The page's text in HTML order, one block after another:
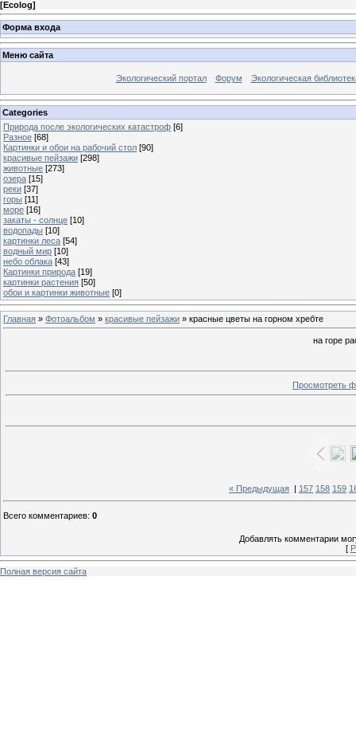
[Ecolog]
Форма входа
Меню сайта
Экологический портал Форум Экологическая
Categories
Природа после экологических катастроф [6]
Разное [68]
Картинки и обои на рабочий стол [90]
красивые пейзажи [298]
животные [273]
озера [15]
реки [37]
горы [11]
море [16]
закаты - солнце [10]
водопады [10]
картинки леса [54]
водный мир [10]
небо облака [43]
Картинки природа [19]
картинки растения [50]
обои и картинки животные [0]
Главная » Фотоальбом » красивые пейзажи » красные цветы на горном хребте
на горе
Просмотреть
« Предыдущая 157 158 159
Всего комментариев: 0
Добавлять комментарии
[
Полная версия сайта